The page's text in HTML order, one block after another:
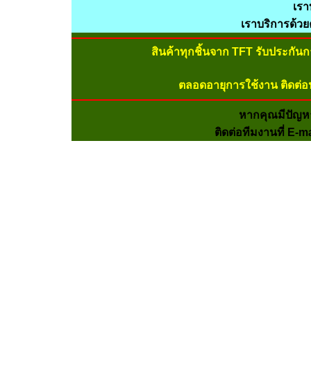
เร
เราบริการด้ว
สินค้าทุกชิ้นจาก TFT รับประกัน
ตลอดอายุการใช้งาน ติดต่
หากคุณมีปัญห
ติดต่อทีมงานที่ E-